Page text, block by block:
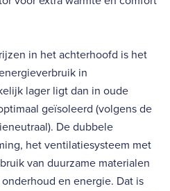
in het achterhoofd is het
in
lager ligt dan in oude
geïsoleerd (volgens de
De dubbele
het ventilatiesysteem met
van duurzame materialen
en energie. Dat is